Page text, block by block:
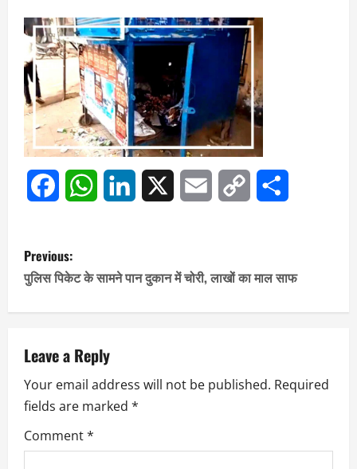
FacebookWhatsAppLinkedIn Email
Copy
P
o
s
t
n
a
v
Previous:
पुलिस पिकेट के सामने पान दुकान में चोरी, लाखों का माल साफ
Leave a Reply
Your email address will not be published. Required
fields are marked *
Comment*